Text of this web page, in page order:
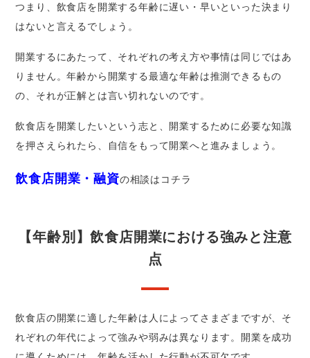
つまり、飲食店を開業する年齢に遅い・早いといった決まり
はないと言えるでしょう。
開業するにあたって、それぞれの考え方や事情は同じではあ
りません。年齢から開業する最適な年齢は推測できるもの
の、それが正解とは言い切れないのです。
飲食店を開業したいという志と、開業するために必要な知識
を押さえられたら、自信をもって開業へと進みましょう。
飲食店開業・融資の相談はコチラ
【年齢別】飲食店開業における強みと注意
点
飲食店の開業に適した年齢は人によってさまざまですが、そ
れぞれの年代によって強みや弱みは異なります。開業を成功